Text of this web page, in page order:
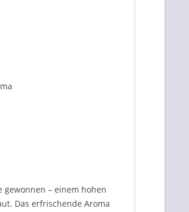
– einem hohen
Das erfrischende Aroma